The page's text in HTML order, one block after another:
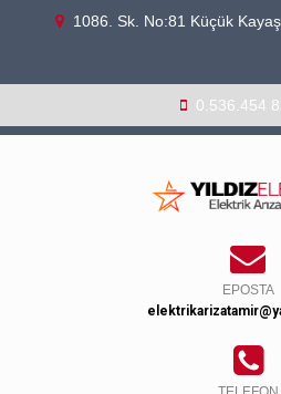
1086. Sk. No:81 Küçük
0.536.454
EPOSTA